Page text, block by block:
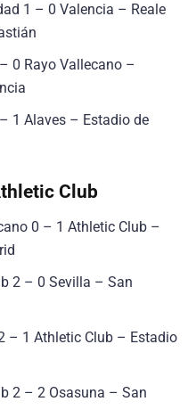
1 – 0 Valencia – Reale
0 Rayo Vallecano –
1 Alaves – Estadio de
Club
0 – 1 Athletic Club –
2 – 0 Sevilla – San
– 1 Athletic Club – Estadio
2 – 2 Osasuna – San